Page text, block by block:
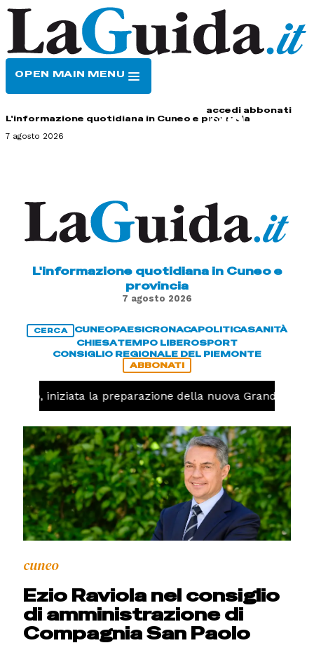
OPEN MAIN MENU
accedi abbonati
L'informazione quotidiana in Cuneo e provincia
7 agosto 2026
L'informazione quotidiana in Cuneo e
provincia
7 agosto 2026
CERCA CUNEOPAESICRONACAPOLITICASANITÀ
CHIESATEMPO LIBEROSPORT
CONSIGLIO REGIONALE DEL PIEMONTE
ABBONATI
iniziata la preparazione della nuova Granda Volley
cuneo
Ezio Raviola nel consiglio
di amministrazione di
Compagnia San Paolo